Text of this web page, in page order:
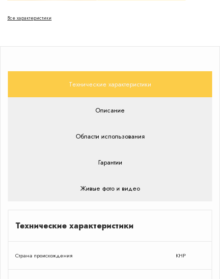
Все характеристики
Технические характеристики
Описание
Области использования
Гарантии
Живые фото и видео
Технические характеристики
Страна происхождения КНР